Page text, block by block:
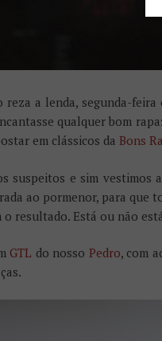
reza a lenda, segunda-
qualquer bom
em clássicos da Bons
suspeitos e sim vestimos
ao pormenor, para que
o resultado. Está ou não
GTL do nosso Pedro, com